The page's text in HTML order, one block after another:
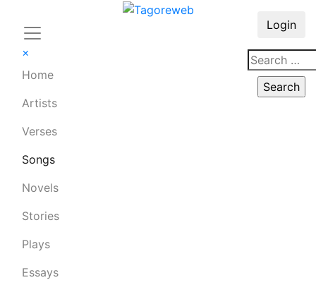
×
Home
Artists
Verses
Songs
Novels
Stories
Plays
Essays
Login